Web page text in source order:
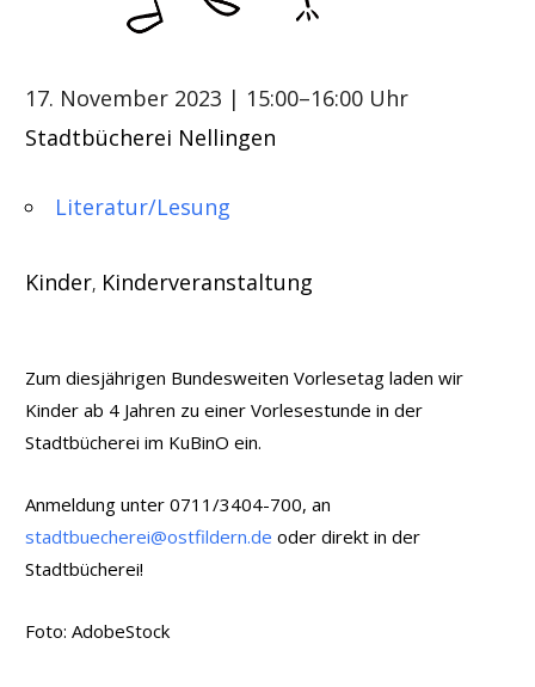
17. November 2023 | 15:00–16:00 Uhr
Stadtbücherei Nellingen
Literatur/Lesung
Kinder, Kinderveranstaltung
Zum diesjährigen Bundesweiten Vorlesetag laden wir
Kinder ab 4 Jahren zu einer Vorlesestunde in der
Stadtbücherei im KuBinO ein.
Anmeldung unter 0711/3404-700, an
stadtbuecherei@ostfildern.de oder direkt in der
Stadtbücherei!
Foto: AdobeStock